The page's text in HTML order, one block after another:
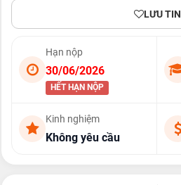
LƯU TIN
Hạn nộp
30/06/2026
HẾT HẠN NỘP
Kinh nghiệm
Không yêu cầu